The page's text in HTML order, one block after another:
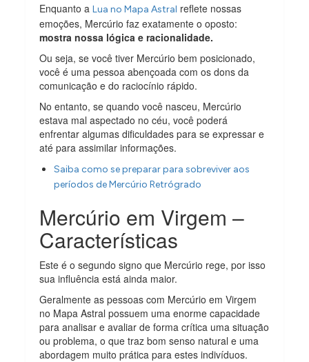
Enquanto aLua no Mapa Astral reflete nossas
emoções, Mercúrio faz exatamente o oposto:
mostra nossa lógica e racionalidade.
Ou seja, se você tiver Mercúrio bem posicionado,
você é uma pessoa abençoada com os dons da
comunicação e do raciocínio rápido.
No entanto, se quando você nasceu, Mercúrio
estava mal aspectado no céu, você poderá
enfrentar algumas dificuldades para se expressar e
até para assimilar informações.
Saiba como se preparar para sobreviver aos
períodos de Mercúrio Retrógrado
Mercúrio em Virgem –
Características
Este é o segundo signo que Mercúrio rege, por isso
sua influência está ainda maior.
Geralmente as pessoas com Mercúrio em Virgem
no Mapa Astral possuem uma enorme capacidade
para analisar e avaliar de forma crítica uma situação
ou problema, o que traz bom senso natural e uma
abordagem muito prática para estes indivíduos.